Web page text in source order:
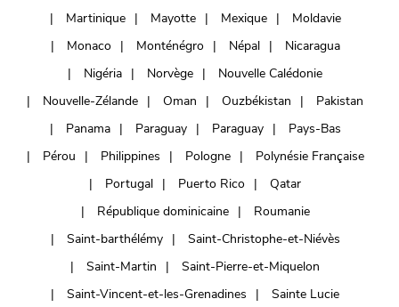
Martinique
Mayotte Mexique
Moldavie
Monaco
Monténégro Népal
Nicaragua
Nigéria
Norvège
Nouvelle Calédonie
Nouvelle-Zélande
Oman Ouzbékistan
Pakistan
Panama
Paraguay Paraguay
Pays-Bas
Pérou
Philippines Pologne
Polynésie Française
Portugal
Puerto Rico
Qatar
République dominicaine
Roumanie
Saint-barthélémy
Saint-Christophe-et-Niévès
Saint-Martin
Saint-Pierre-et-Miquelon
Saint-Vincent-et-les-Grenadines
Sainte Lucie